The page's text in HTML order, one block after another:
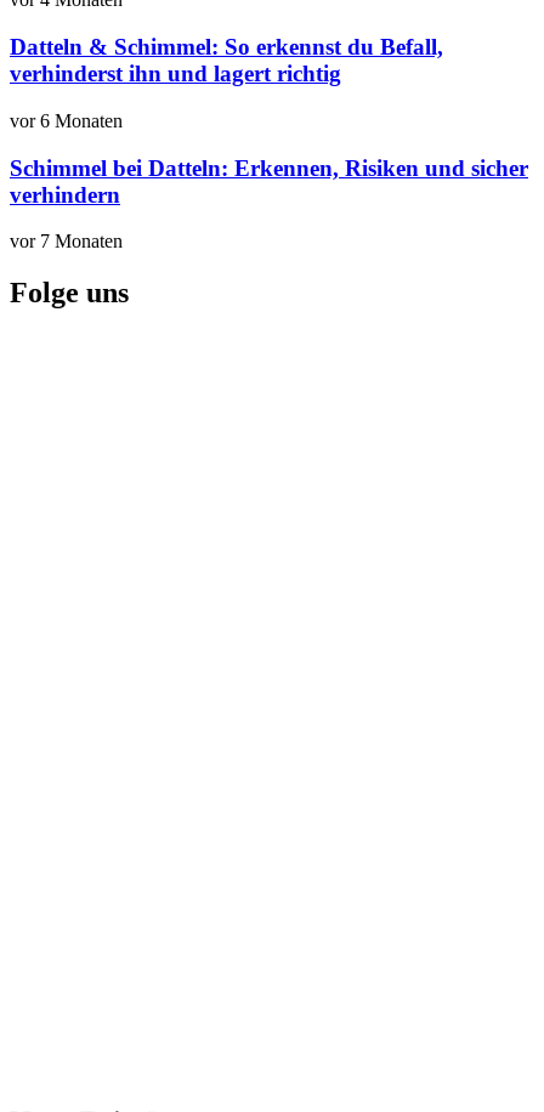
Datteln & Schimmel: So erkennst du Befall,
verhinderst ihn und lagert richtig
vor 6 Monaten
Schimmel bei Datteln: Erkennen, Risiken und sicher
verhindern
vor 7 Monaten
Folge uns